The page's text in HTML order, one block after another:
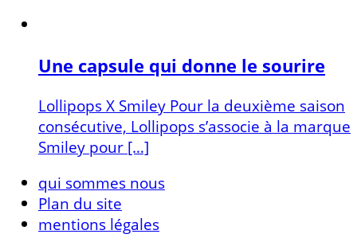
Une capsule qui donne le sourire
Lollipops X Smiley Pour la deuxième saison
consécutive, Lollipops s’associe à la marque
Smiley pour […]
qui sommes nous
Plan du site
mentions légales